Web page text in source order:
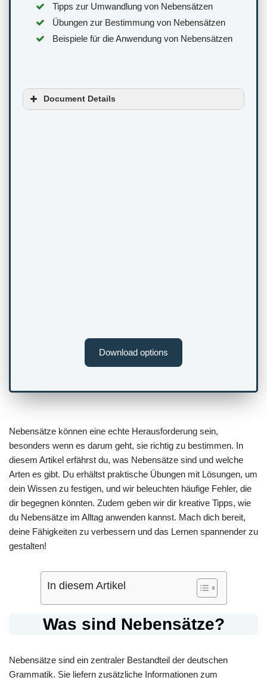
Tipps zur Umwandlung von Nebensätzen
Übungen zur Bestimmung von Nebensätzen
Beispiele für die Anwendung von Nebensätzen
Document Details
Download options
Nebensätze können eine echte Herausforderung sein,
besonders wenn es darum geht, sie richtig zu bestimmen. In
diesem Artikel erfährst du, was Nebensätze sind und welche
Arten es gibt. Du erhältst praktische Übungen mit Lösungen, um
dein Wissen zu festigen, und wir beleuchten häufige Fehler, die
dir begegnen könnten. Zudem geben wir dir kreative Tipps, wie
du Nebensätze im Alltag anwenden kannst. Mach dich bereit,
deine Fähigkeiten zu verbessern und das Lernen spannender zu
gestalten!
In diesem Artikel
Was sind Nebensätze?
Nebensätze sind ein zentraler Bestandteil der deutschen
Grammatik. Sie liefern zusätzliche Informationen zum